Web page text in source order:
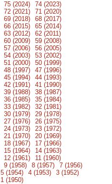
75 (2024)
74 (2023)
72 (2021)
71 (2020)
69 (2018)
68 (2017)
66 (2015)
65 (2014)
63 (2012)
62 (2011)
60 (2009)
59 (2008)
57 (2006)
56 (2005)
54 (2003)
53 (2002)
51 (2000)
50 (1999)
48 (1997)
47 (1996)
45 (1994)
44 (1993)
42 (1991)
41 (1990)
39 (1988)
38 (1987)
36 (1985)
35 (1984)
33 (1982)
32 (1981)
30 (1979)
29 (1978)
27 (1976)
26 (1975)
24 (1973)
23 (1972)
21 (1970)
20 (1969)
18 (1967)
17 (1966)
15 (1964)
14 (1963)
12 (1961)
11 (1960)
9 (1958) 8 (1957)
7 (1956)
5 (1954) 4 (1953)
3 (1952)
1 (1950)